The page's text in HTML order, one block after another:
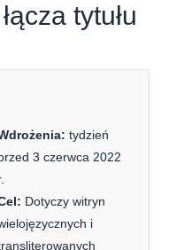
tytułu
tydzień
3 czerwca 2022
Dotyczy witryn
i